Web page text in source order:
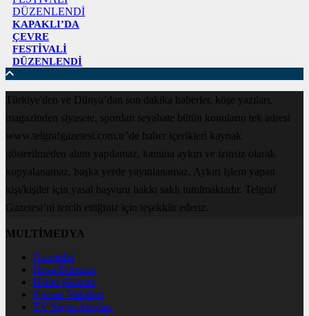
KAPAKLI’DA
ÇEVRE
FESTİVALİ
DÜZENLENDİ
Türkiye'den ve Dünya’dan son dakika haberler, köşe yazıları,
magazinden siyasete, spordan seyahate bütün konuların tek adresi
www.telgrafgazetesi.com.tr’de haber içerikleri kaynak
gösterilmeden alıntı yapılamaz, kanuna aykırı ve izinsiz olarak
kopyalanamaz, başka yerde yayınlanamaz. Aykırı işlem yapan
kişi/kişiler için yasal başvuru hakkı saklı tutulmaktadır. Telgraf
Gazetesi’ni tercih ettiğiniz için teşekkür ederiz.
MULTİMEDYA
Gazeteler
Hava Durumu
Haber Gönder
Namaz Vakitleri
TV Yayın Akışları